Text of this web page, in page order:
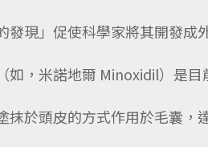
發現」促使科學家將其開發成
如，米諾地爾 Minoxidil）是
抹於頭皮的方式作用於毛囊，